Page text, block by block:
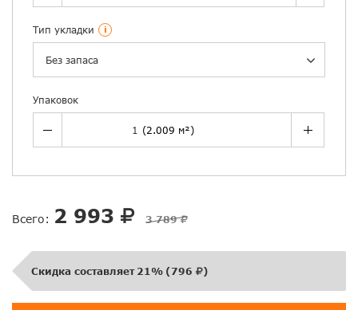
Тип укладки i
Без запаса
Упаковок
Всего: 2 993 3 789
Скидка составляет 21% (796 )